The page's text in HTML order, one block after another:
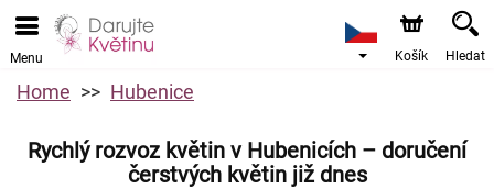
Menu Košík Hledat
Home Hubenice
Rychlý rozvoz květin v Hubenicích – doručení
čerstvých květin již dnes